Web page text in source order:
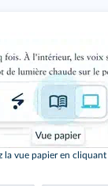
la vue papier en cliquant